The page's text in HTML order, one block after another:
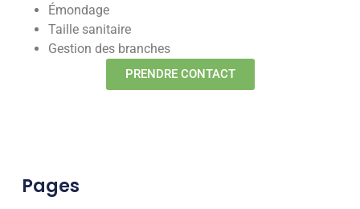
Émondage
Taille sanitaire
Gestion des branches
PRENDRE CONTACT
Pages